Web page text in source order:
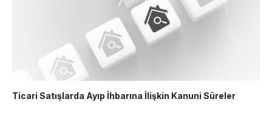
Ticari Satışlarda Ayıp İhbarına İlişkin Kanuni Süreler